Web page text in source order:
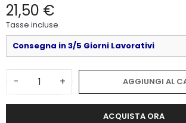
21,50 €
Tasse incluse
Consegna in 3/5 Giorni Lavorativi
- + AGGIUNGI AL
ACQUISTA ORA